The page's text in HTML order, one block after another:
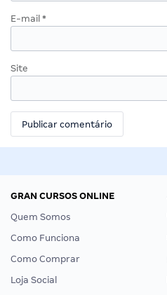
E-mail *
Site
GRAN CURSOS ONLINE
Quem Somos
Como Funciona
Como Comprar
Loja Social